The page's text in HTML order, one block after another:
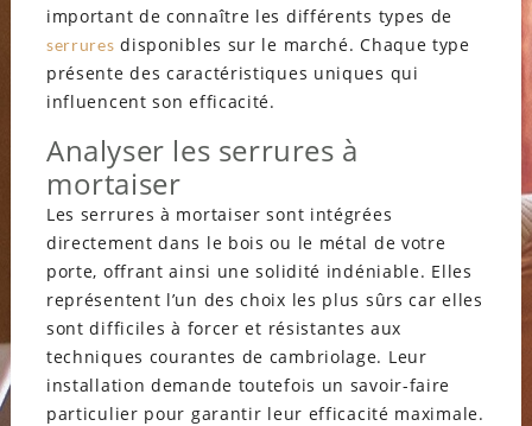
important de connaître les différents types de
serrures disponibles sur le marché. Chaque type
présente des caractéristiques uniques qui
influencent son efficacité.
Analyser les serrures à
mortaiser
Les serrures à mortaiser sont intégrées
directement dans le bois ou le métal de votre
porte, offrant ainsi une solidité indéniable. Elles
représentent l’un des choix les plus sûrs car elles
sont difficiles à forcer et résistantes aux
techniques courantes de cambriolage. Leur
installation demande toutefois un savoir-faire
particulier pour garantir leur efficacité maximale.